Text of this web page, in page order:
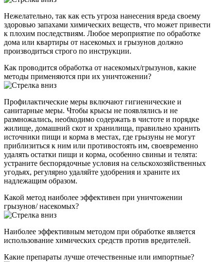
Нежелательно, так как есть угроза нанесения вреда своему
здоровью запахами химических веществ, что может привести
к плохим последствиям. Любое мероприятие по обработке
дома или квартиры от насекомых и грызунов должно
производиться строго по инструкции.
Как проводится обработка от насекомых/грызунов, какие
методы применяются при их уничтожении?
Профилактические меры включают гигиенические и
санитарные меры. Чтобы крысы не появлялись и не
размножались, необходимо содержать в чистоте и порядке
жилище, домашний скот и хранилища, правильно хранить
источники пищи и корма в местах, где грызуны не могут
приблизиться к ним или противостоять им, своевременно
удалять остатки пищи и корма, особенно свиньи и телята:
устраните беспорядочные условия на сельскохозяйственных
угодьях, регулярно удаляйте удобрения и храните их
надлежащим образом.
Какой метод наиболее эффективен при уничтожении
грызунов/ насекомых?
Наиболее эффективным методом при обработке является
использование химических средств против вредителей.
Какие препараты лучше отечественные или импортные?